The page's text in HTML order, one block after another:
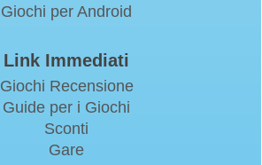
Giochi per Android
Link Immediati
Giochi Recensione
Guide per i Giochi
Sconti
Gare